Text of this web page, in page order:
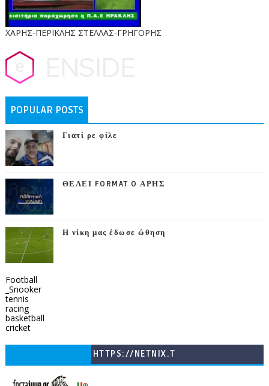
ΧΑΡΗΣ-ΠΕΡΙΚΛΗΣ ΣΤΕΛΛΑΣ-ΓΡΗΓΟΡΗΣ
POPULAR POSTS
Γιατί ρε φίλε
ΘΕΛΕΙ FORMAT O ΑΡΗΣ
Η νίκη μας έδωσε ώθηση
Football
_Snooker
tennis
racing
basketball
cricket
HTTPS://NETNIX.T